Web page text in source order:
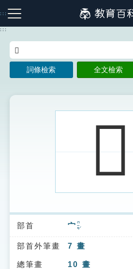
到
主
:::
注音索引圖示 筆畫索引圖示
索引選單
知識索引
單字索引
:::
詞條檢索 全文檢索
𡨁
部首 宀 ㄇㄧㄢˊ
部首外筆畫 7 畫
總筆畫 10 畫